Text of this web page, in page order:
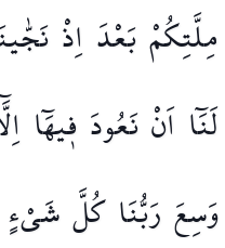
مِلَّتِكُمْبَعْدَ اِذْ
لَنَٓا اَنْنَعُودَ ف۪يهَٓا
وَسِعَ رَبُّنَا كُلَّشَيْءٍ